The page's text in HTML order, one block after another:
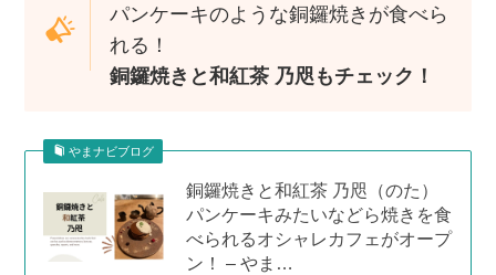
パンケーキのような銅鑼焼きが食べら
れる！
銅鑼焼きと和紅茶 乃咫もチェック！
やまナビブログ
銅鑼焼きと和紅茶 乃咫（のた）
パンケーキみたいなどら焼きを食
べられるオシャレカフェがオープ
ン！ – やま…